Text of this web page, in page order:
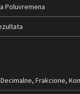
Poluvremena
Frakcione,